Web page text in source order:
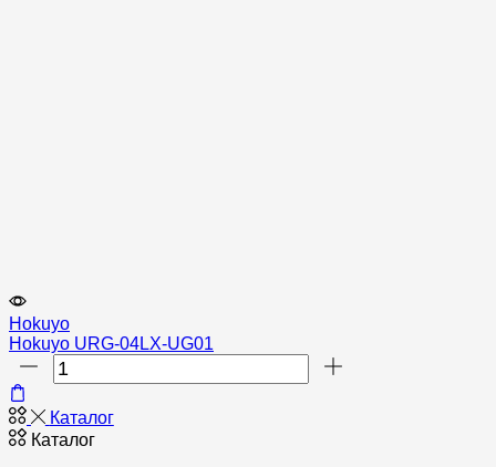
Hokuyo
Hokuyo URG-04LX-UG01
Количество
товара
URG-
04LX-
Каталог
Каталог